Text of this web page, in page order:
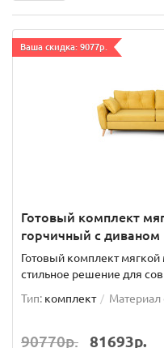
Ваша скидка: 9077р.
Готовый комплект
горчичный с диваном
Готовый комплект
стильное решение для
Тип: комплект Материал
90770р. 81693р.